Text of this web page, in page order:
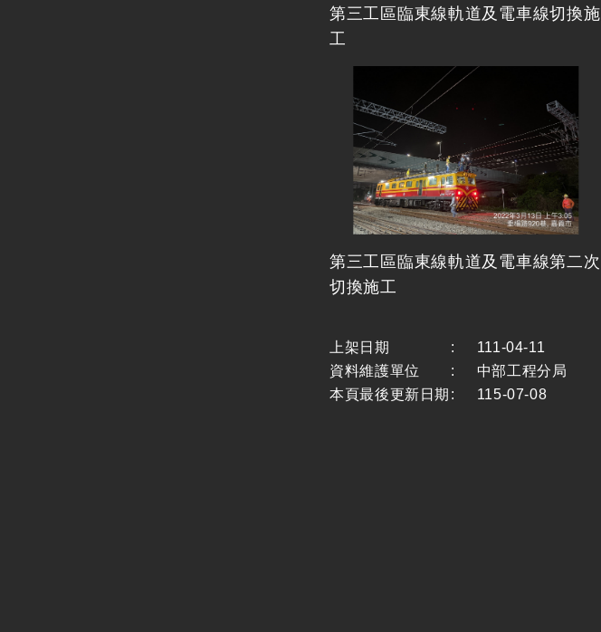
第三工區臨東線軌道及電車線切換施
工
第三工區臨東線軌道及電車線第二次
切換施工
上架日期 :
111-04-11
資料維護單位
:
中部工程分局
本頁最後更新日期 : 115-07-08